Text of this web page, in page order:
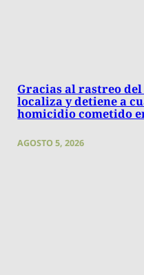
Gracias al rastreo del
localiza y detiene a
homicidio cometido
AGOSTO 5, 2026